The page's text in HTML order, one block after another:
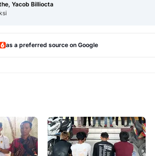
Yacob Billiocta
as a preferred source on Google